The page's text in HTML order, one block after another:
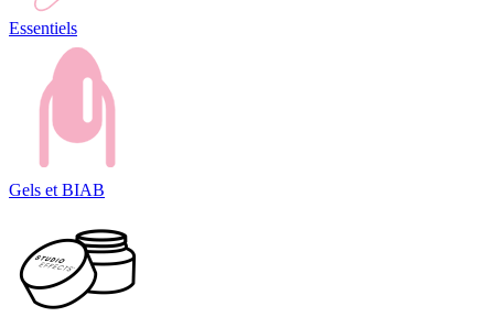
Essentiels
Gels et BIAB